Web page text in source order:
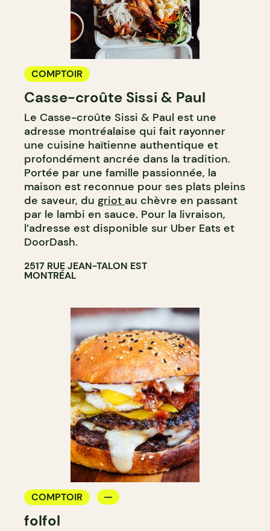
COMPTOIR
Casse-croûte Sissi & Paul
Le Casse-croûte Sissi & Paul est une
adresse montréalaise qui fait rayonner
une cuisine haïtienne authentique et
profondément ancrée dans la tradition.
Portée par une famille passionnée, la
maison est reconnue pour ses plats pleins
de saveur, du griot au chèvre en passant
par le lambi en sauce. Pour la livraison,
l’adresse est disponible sur Uber Eats et
DoorDash.
2517 RUE JEAN-TALON EST
MONTRÉAL
COMPTOIR
folfol